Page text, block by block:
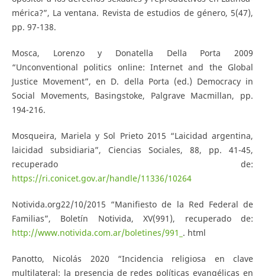
mérica?”, La ventana. Revista de estudios de género, 5(47),
pp. 97-138.
Mosca, Lorenzo y Donatella Della Porta 2009
“Unconventional politics online: Internet and the Global
Justice Movement”, en D. della Porta (ed.) Democracy in
Social Movements, Basingstoke, Palgrave Macmillan, pp.
194-216.
Mosqueira, Mariela y Sol Prieto 2015 “Laicidad argentina,
laicidad subsidiaria”, Ciencias Sociales, 88, pp. 41-45,
recuperado de:
https://ri.conicet.gov.ar/handle/11336/10264
Notivida.org22/10/2015 “Manifiesto de la Red Federal de
Familias”, Boletín Notivida, XV(991), recuperado de:
http://www.notivida.com.ar/boletines/991_ . html
Panotto, Nicolás 2020 “Incidencia religiosa en clave
multilateral: la presencia de redes políticas evangélicas en